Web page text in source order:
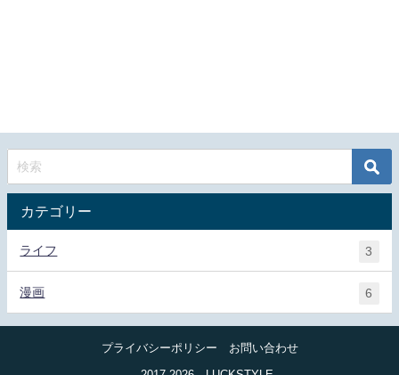
カテゴリー
ライフ 3
漫画 6
プライバシーポリシー お問い合わせ